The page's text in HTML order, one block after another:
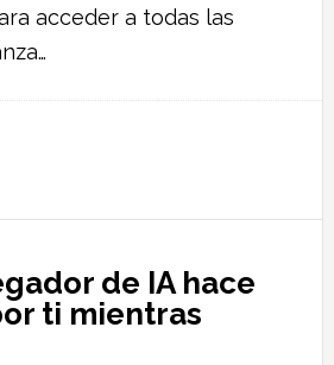
acceder a todas las
de IA hace
ti mientras